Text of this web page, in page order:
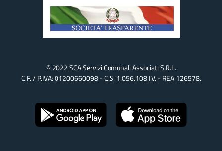
© 2022 SCA Servizi Comunali Associati S.r.l.
C.F. / P.IVA: 01200660098 - C.S. 1.056.108 I.v. - REA 126578.